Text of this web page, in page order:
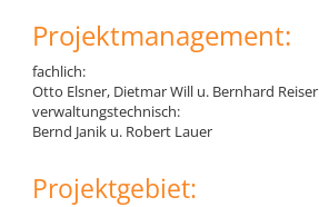
Projektmanagement:
fachlich:
Otto Elsner, Dietmar Will u. Bernhard Reiser
verwaltungstechnisch:
Bernd Janik u. Robert Lauer
Projektgebiet: